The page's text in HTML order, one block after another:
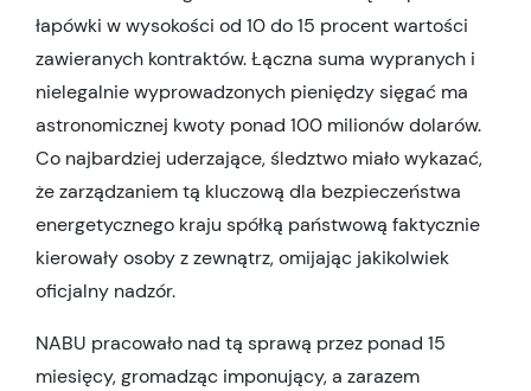
łapówki w wysokości od 10 do 15 procent wartości
zawieranych kontraktów. Łączna suma wypranych i
nielegalnie wyprowadzonych pieniędzy sięgać ma
astronomicznej kwoty ponad 100 milionów dolarów.
Co najbardziej uderzające, śledztwo miało wykazać,
że zarządzaniem tą kluczową dla bezpieczeństwa
energetycznego kraju spółką państwową faktycznie
kierowały osoby z zewnątrz, omijając jakikolwiek
oficjalny nadzór.
NABU pracowało nad tą sprawą przez ponad 15
miesięcy, gromadząc imponujący, a zarazem